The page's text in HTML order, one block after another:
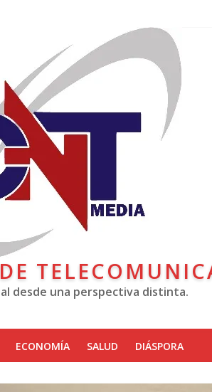
desde una perspectiva distinta.
ECONOMÍA SALUD DIÁSPORA